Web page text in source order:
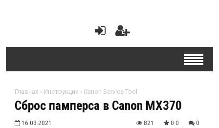
Главная › Инструкции › Canon Service Tool
Сброс памперса в Canon MX370
16.03.2021 821 0.0 0